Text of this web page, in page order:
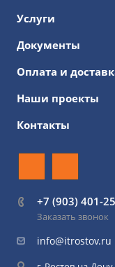
Услуги
Документы
Оплата и
Наши проекты
Контакты
+7 (903) 401-
Заказать звонок
info@itrostov.ru